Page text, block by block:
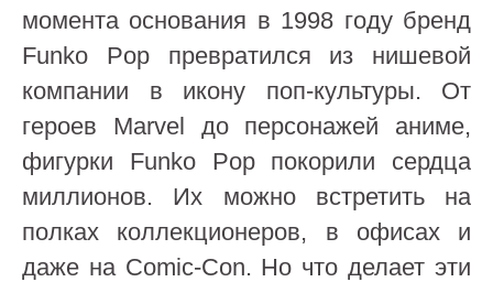
момента основания в 1998 году бренд
Funko Pop превратился из нишевой
компании в икону поп-культуры. От
героев Marvel до персонажей аниме,
фигурки Funko Pop покорили сердца
миллионов. Их можно встретить на
полках коллекционеров, в офисах и
даже на Comic-Con. Но что делает эти